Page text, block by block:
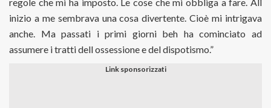
inizio a me sembrava una cosa divertente. Cioè mi intrigava
anche. Ma passati i primi giorni beh ha cominciato ad
assumere i tratti dell ossessione e del dispotismo.”